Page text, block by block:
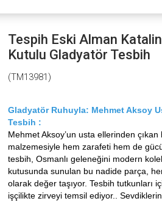
Tespih Eski Alman
Kutulu Gladyatör Tesbih
(TM13981)
Gladyatör Ruhuyla: Mehmet Aksoy
Tesbih :
Mehmet Aksoy’un usta ellerinden
malzemesiyle hem zarafeti hem de
tesbih, Osmanlı geleneğini modern
kutusunda sunulan bu nadide parça,
olarak değer taşıyor. Tesbih tutkunları
işçilikte zirveyi temsil ediyor..